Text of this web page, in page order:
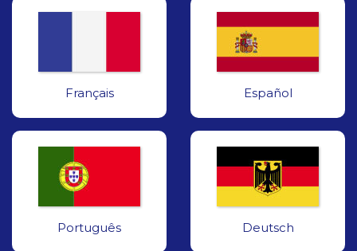
Français Español
Português Deutsch